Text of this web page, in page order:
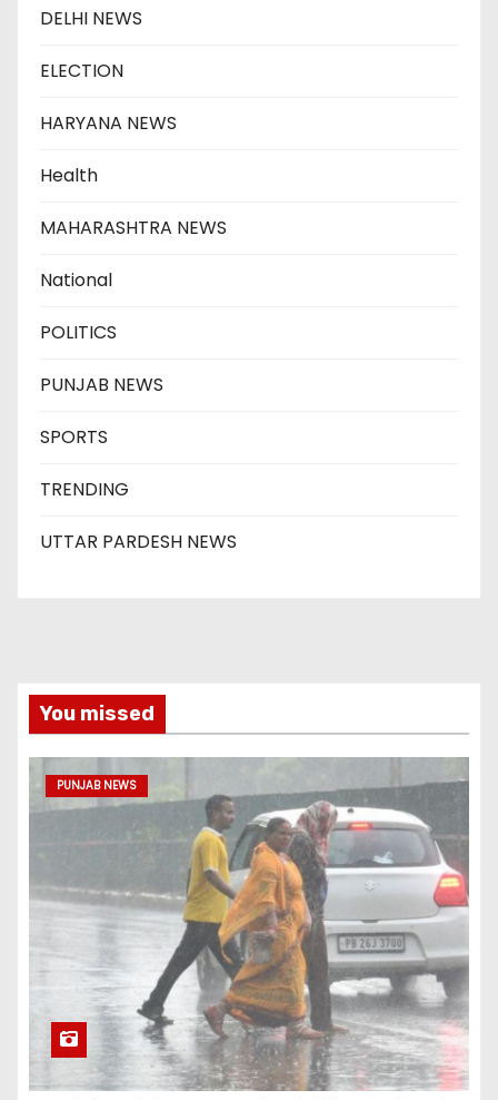
DELHI NEWS
ELECTION
HARYANA NEWS
Health
MAHARASHTRA NEWS
National
POLITICS
PUNJAB NEWS
SPORTS
TRENDING
UTTAR PARDESH NEWS
You missed
PUNJAB NEWS